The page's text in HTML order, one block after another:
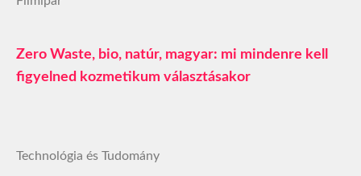
Zero Waste, bio, natúr, magyar: mi mindenre kell
figyelned kozmetikum választásakor
Technológia és Tudomány